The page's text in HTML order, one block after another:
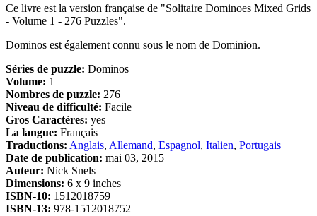
Ce livre est la version française de "Solitaire Dominoes Mixed Grids
- Volume 1 - 276 Puzzles".
Dominos est également connu sous le nom de Dominion.
Séries de puzzle: Dominos
Volume: 1
Nombres de puzzle: 276
Niveau de difficulté: Facile
Gros Caractères: yes
La langue: Français
Traductions: Anglais, Allemand, Espagnol, Italien, Portugais
Date de publication: mai 03, 2015
Auteur: Nick Snels
Dimensions: 6 x 9 inches
ISBN-10: 1512018759
ISBN-13: 978-1512018752